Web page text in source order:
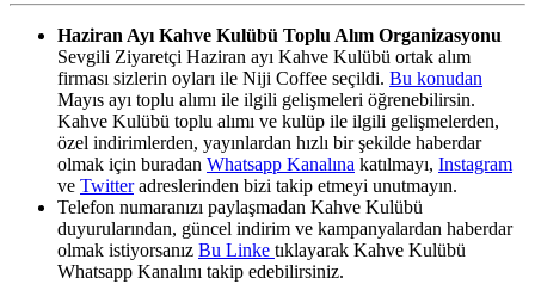
Haziran Ayı Kahve Kulübü Toplu Alım Organizasyonu
Sevgili Ziyaretçi Haziran ayı Kahve Kulübü ortak alım
firması sizlerin oyları ile Niji Coffee seçildi. Bu konudan
Mayıs ayı toplu alımı ile ilgili gelişmeleri öğrenebilirsin.
Kahve Kulübü toplu alımı ve kulüp ile ilgili gelişmelerden,
özel indirimlerden, yayınlardan hızlı bir şekilde haberdar
olmak için buradan Whatsapp Kanalına katılmayı, Instagram
ve Twitteradreslerinden bizi takip etmeyi unutmayın.
Telefon numaranızı paylaşmadan Kahve Kulübü
duyurularından, güncel indirim ve kampanyalardan haberdar
olmak istiyorsanız Bu Linke tıklayarak Kahve Kulübü
Whatsapp Kanalını takip edebilirsiniz.